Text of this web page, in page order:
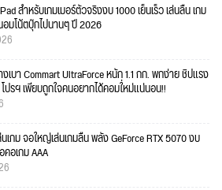
สำหรับเกมเมอร์ตัวจริงงบ 1000 เย็นเร็ว เล่นลื่น เกม
มโน้ตบุ๊กไปนานๆ ปี 2026
เบา Commart UltraForce หนัก 1.1 กก. พกง่าย ชิปแรง
รฯ เพียบถูกใจคนอยากได้คอมใ่หม่แน่นอน!!
เกม จอใหญ่เล่นเกมลื่น พลัง GeForce RTX 5070 งบ
อเกม AAA